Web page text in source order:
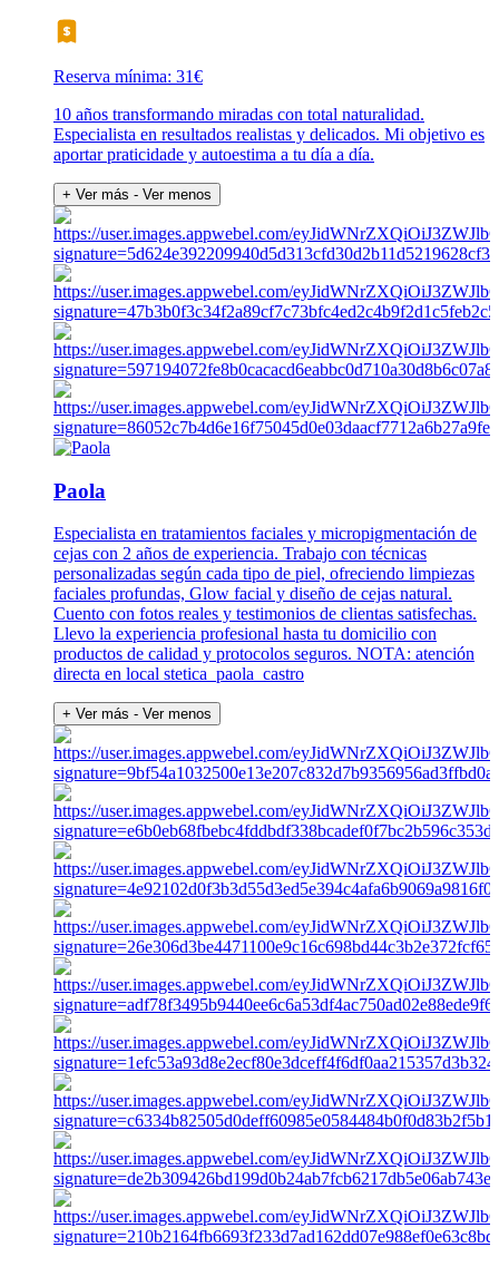
Reserva mínima: 31€
10 años transformando miradas con total naturalidad.
Especialista en resultados realistas y delicados. Mi objetivo es
aportar praticidade y autoestima a tu día a día.
+ Ver más - Ver menos
Paola
Especialista en tratamientos faciales y micropigmentación de
cejas con 2 años de experiencia. Trabajo con técnicas
personalizadas según cada tipo de piel, ofreciendo limpiezas
faciales profundas, Glow facial y diseño de cejas natural.
Cuento con fotos reales y testimonios de clientas satisfechas.
Llevo la experiencia profesional hasta tu domicilio con
productos de calidad y protocolos seguros. NOTA: atención
directa en local stetica_paola_castro
+ Ver más - Ver menos